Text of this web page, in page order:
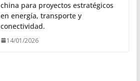
china para proyectos estratégicos
en energía, transporte y
conectividad.
14/01/2026